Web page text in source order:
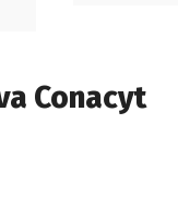
Conacyt